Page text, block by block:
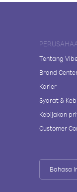
Tentang
Brand
Karier
Syarat &
Kebijakan
Customer
Bahasa